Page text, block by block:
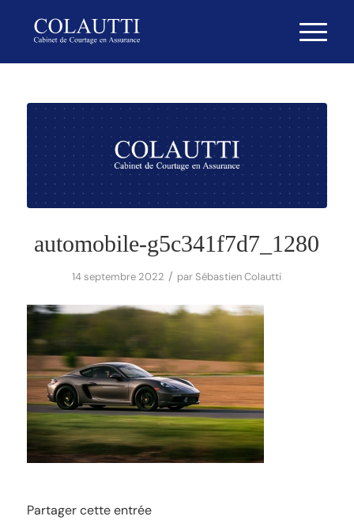
automobile-g5c341f7d7_1280
14 septembre 2022 / parSébastien Colautti
Partager cette entrée